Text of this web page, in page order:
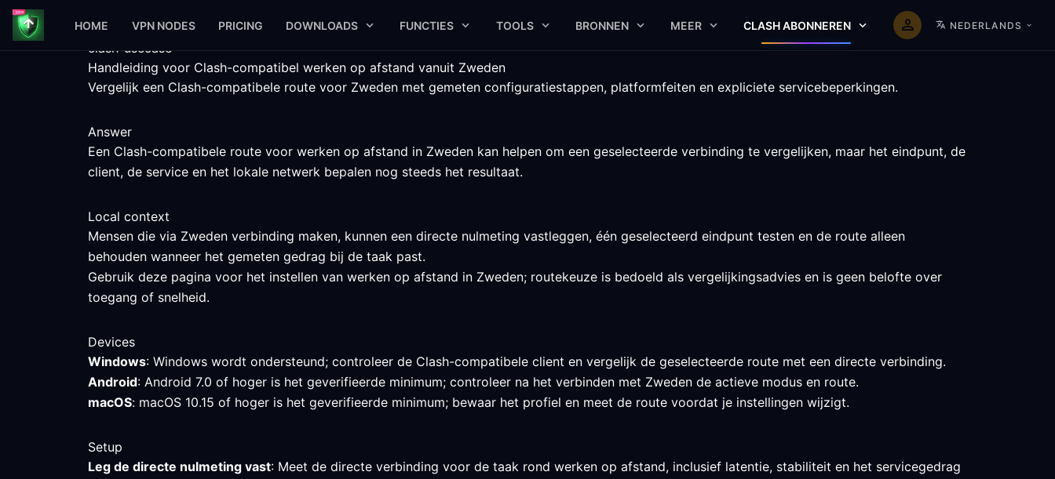
HOME VPN NODES PRICING DOWNLOADS FUNCTIES TOOLS BRONNEN MEER CLASH ABONNEREN NEDERLANDS
clash-usecase
Handleiding voor Clash-compatibel werken op afstand vanuit Zweden
Vergelijk een Clash-compatibele route voor Zweden met gemeten configuratiestappen, platformfeiten en expliciete servicebeperkingen.
Answer
Een Clash-compatibele route voor werken op afstand in Zweden kan helpen om een geselecteerde verbinding te vergelijken, maar het eindpunt, de
client, de service en het lokale netwerk bepalen nog steeds het resultaat.
Local context
Mensen die via Zweden verbinding maken, kunnen een directe nulmeting vastleggen, één geselecteerd eindpunt testen en de route alleen
behouden wanneer het gemeten gedrag bij de taak past.
Gebruik deze pagina voor het instellen van werken op afstand in Zweden; routekeuze is bedoeld als vergelijkingsadvies en is geen belofte over
toegang of snelheid.
Devices
Windows: Windows wordt ondersteund; controleer de Clash-compatibele client en vergelijk de geselecteerde route met een directe verbinding.
Android: Android 7.0 of hoger is het geverifieerde minimum; controleer na het verbinden met Zweden de actieve modus en route.
macOS: macOS 10.15 of hoger is het geverifieerde minimum; bewaar het profiel en meet de route voordat je instellingen wijzigt.
Setup
Leg de directe nulmeting vast: Meet de directe verbinding voor de taak rond werken op afstand, inclusief latentie, stabiliteit en het servicegedrag